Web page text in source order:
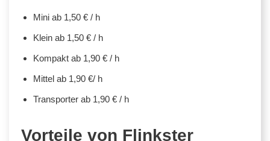
Mini ab 1,50 € / h
Klein ab 1,50 € / h
Kompakt ab 1,90 € / h
Mittel ab 1,90 €/ h
Transporter ab 1,90 € / h
Vorteile von Flinkster